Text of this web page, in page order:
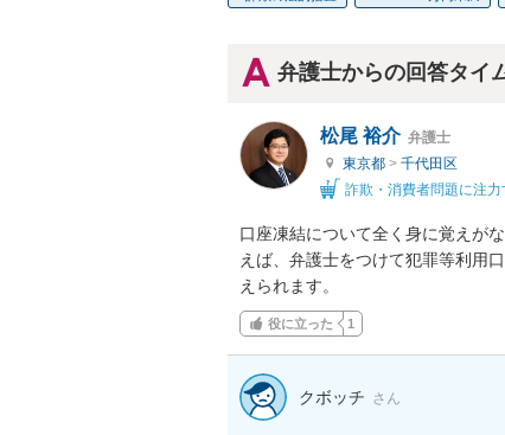
弁護士からの回答タイ
松尾 裕介 弁護士
東京都 > 千代田区
詐欺・消費者問題に注
口座凍結について全く身に覚えが
えば、弁護士をつけて犯罪等利用
えられます。
役に立った 1
クボッチ さん